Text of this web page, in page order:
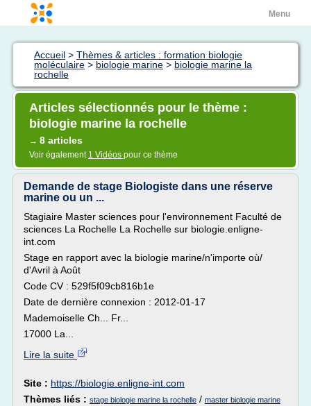
Menu
Accueil > Thèmes & articles : formation biologie
moléculaire > biologie marine > biologie marine la
rochelle
Articles sélectionnés pour le thème :
biologie marine la rochelle
→ 8 articles
Voir également 1 Vidéos pour ce thème
Demande de stage Biologiste dans une réserve
marine ou un ...
Stagiaire Master sciences pour l'environnement Faculté de
sciences La Rochelle La Rochelle sur biologie.enligne-
int.com
Stage en rapport avec la biologie marine/n'importe où/
d'Avril à Août
Code CV : 529f5f09cb816b1e
Date de dernière connexion : 2012-01-17
Mademoiselle Ch... Fr...
17000 La...
Lire la suite
Site : https://biologie.enligne-int.com
Thèmes liés : stage biologie marine la rochelle / master biologie marine